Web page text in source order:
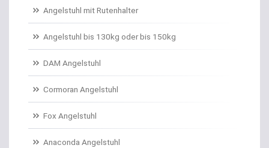
Angelschnur Waller
Angelschnur Zander/Barsch
Angelstühle
Angelstuhl Behr
Anti Tangle Booms
Angelstuhl mit Rutenhalter
Angelstuhl bis 130kg oder bis 150kg
DAM Angelstuhl
Cormoran Angelstuhl
Fox Angelstuhl
Anaconda Angelstuhl